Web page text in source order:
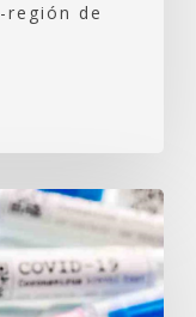
región de